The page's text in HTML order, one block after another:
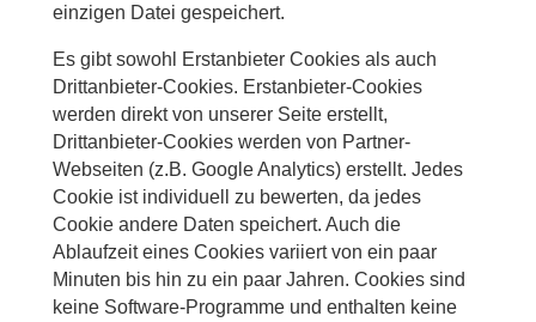
einzigen Datei gespeichert.
Es gibt sowohl Erstanbieter Cookies als auch
Drittanbieter-Cookies. Erstanbieter-Cookies
werden direkt von unserer Seite erstellt,
Drittanbieter-Cookies werden von Partner-
Webseiten (z.B. Google Analytics) erstellt. Jedes
Cookie ist individuell zu bewerten, da jedes
Cookie andere Daten speichert. Auch die
Ablaufzeit eines Cookies variiert von ein paar
Minuten bis hin zu ein paar Jahren. Cookies sind
keine Software-Programme und enthalten keine